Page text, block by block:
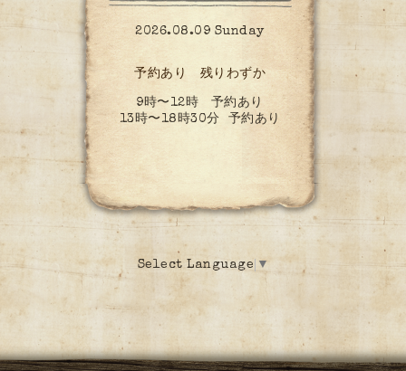
2026.08.09 Sunday
予約あり 残りわずか
9時〜12時 予約あり
13時〜18時30分 予約あり
Select Language ▼